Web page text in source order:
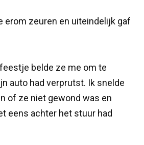
erom zeuren en uiteindelijk gaf
belde ze me om te
auto had verprutst. Ik snelde
of ze niet gewond was en
eens achter het stuur had